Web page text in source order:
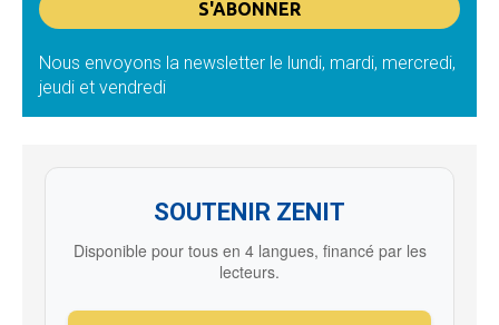
Nous envoyons la newsletter le lundi, mardi, mercredi,
jeudi et vendredi
SOUTENIR ZENIT
Disponible pour tous en 4 langues, financé par les
lecteurs.